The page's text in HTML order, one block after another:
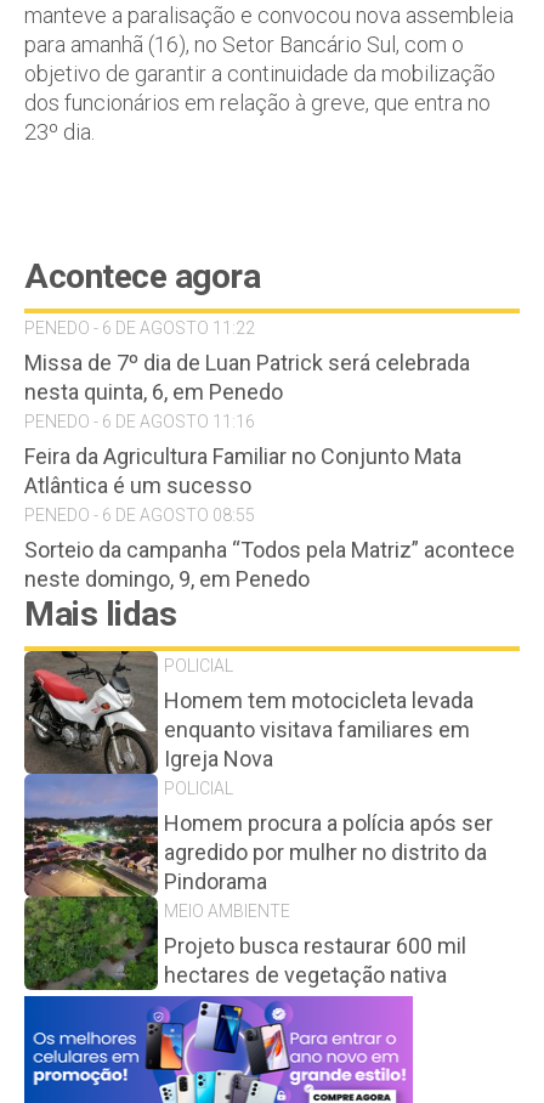
manteve a paralisação e convocou nova assembleia
para amanhã (16), no Setor Bancário Sul, com o
objetivo de garantir a continuidade da mobilização
dos funcionários em relação à greve, que entra no
23º dia.
Acontece agora
PENEDO - 6 DE AGOSTO 11:22
Missa de 7º dia de Luan Patrick será celebrada
nesta quinta, 6, em Penedo
PENEDO - 6 DE AGOSTO 11:16
Feira da Agricultura Familiar no Conjunto Mata
Atlântica é um sucesso
PENEDO - 6 DE AGOSTO 08:55
Sorteio da campanha “Todos pela Matriz” acontece
neste domingo, 9, em Penedo
Mais lidas
POLICIAL
Homem tem motocicleta levada
enquanto visitava familiares em
Igreja Nova
POLICIAL
Homem procura a polícia após ser
agredido por mulher no distrito da
Pindorama
MEIO AMBIENTE
Projeto busca restaurar 600 mil
hectares de vegetação nativa